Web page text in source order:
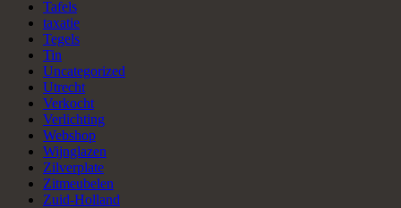
Tafels
taxatie
Tegels
Tin
Uncategorized
Utrecht
Verkocht
Verlichting
Webshop
Wijnglazen
Zilverplate
Zitmeubelen
Zuid-Holland